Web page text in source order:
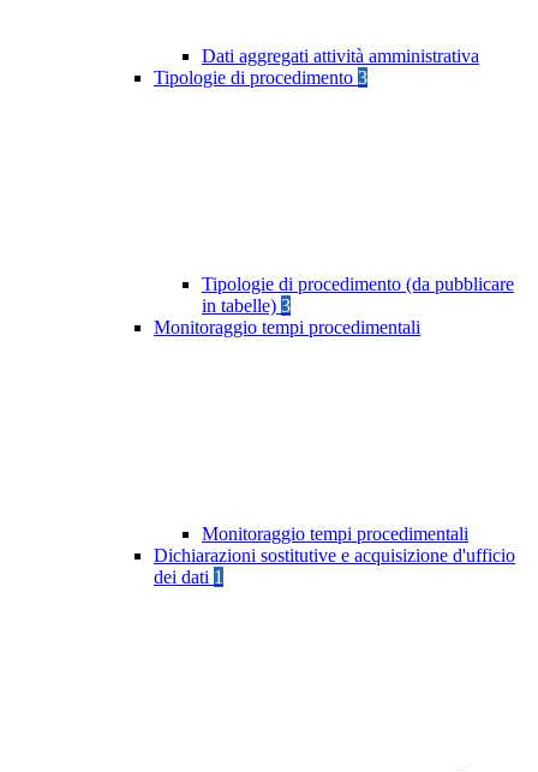
Dati aggregati attività amministrativa
Tipologie di procedimento 3
Tipologie di procedimento (da pubblicare
in tabelle) 3
Monitoraggio tempi procedimentali
Monitoraggio tempi procedimentali
Dichiarazioni sostitutive e acquisizione d'ufficio
dei dati 1